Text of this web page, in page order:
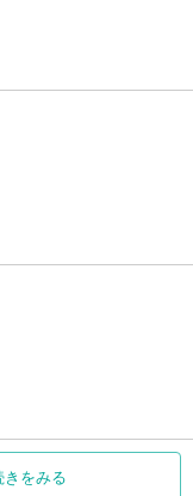
きをみる